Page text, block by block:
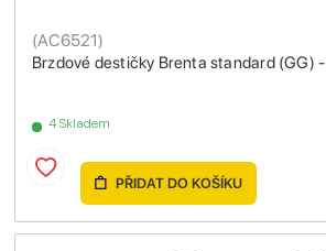
Brzdové destičky Brenta standard (GG)
(AC6521)
4 Skladem
PŘIDAT DO KOŠÍKU